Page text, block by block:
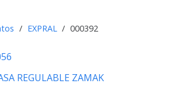
/ EXPRAL / 000392
REGULABLE ZAMAK